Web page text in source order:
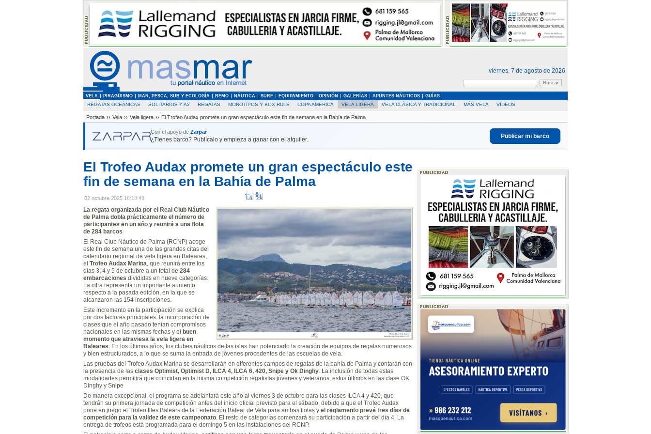
viernes, 7 de agosto de 2026
VELA PIRAGÜISMO MAR, PESCA, SUB Y ECOLOGÍA REMO NÁUTICA SURF EQUIPAMIENTO OPINIÓN GALERÍAS APUNTES NÁUTICOS GUÍAS
REGATAS OCEÁNICAS SOLITARIOS Y A2 REGATAS MONOTIPOS Y BOX RULE COPA AMERICA VELA LIGERA VELA CLÁSICA Y TRADICIONAL MÁS VELA VIDEOS
Portada ›› Vela ›› Vela ligera ›› El Trofeo Audax promete un gran espectáculo este fin de semana en la Bahía de Palma
Con el apoyo de Zarpar
¿Tienes barco? Publícalo y empieza a ganar con el alquiler.
Publicar mi barco
El Trofeo Audax promete un gran espectáculo este
fin de semana en la Bahía de Palma
02 octubre 2025 16:18:48
La regata organizada por el Real Club Náutico
de Palma dobla prácticamente el número de
participantes en un año y reunirá a una flota
de 284 barcos
El Real Club Náutico de Palma (RCNP) acoge
este fin de semana una de las grandes citas del
calendario regional de vela ligera en Baleares,
el Trofeo Audax Marina, que reunirá entre los
días 3, 4 y 5 de octubre a un total de 284
embarcaciones divididas en nueve categorías.
La cifra representa un importante aumento
respecto a la pasada edición, en la que se
alcanzaron las 154 inscripciones.
Este incremento en la participación se explica
por dos factores principales: la incorporación de
clases que el año pasado tenían compromisos
nacionales en las mismas fechas y el
buen
momento que atraviesa la vela ligera en
Baleares. En los últimos años, los clubes náuticos de las islas han potenciado la creación de equipos de regatas numerosos
y bien estructurados, a lo que se suma la entrada de jóvenes procedentes de las escuelas de vela.
Las pruebas del Trofeo Audax Marina se desarrollarán en diferentes campos de regatas de la bahía de Palma y contarán con
la presencia de las clases Optimist, Optimist D, ILCA 4, ILCA 6, 420, Snipe y Ok Dinghy. La inclusión de todas estas
modalidades permitirá que coincidan en la misma competición regatistas jóvenes y veteranos, estos últimos en las clase OK
Dinghy y Snipe
De manera excepcional, el programa se adelantará este año al viernes 3 de octubre para las clases ILCA 4 y 420, que
tendrán su primera jornada de competición antes del inicio oficial previsto para el sábado, debido a que el Trofeo Audax
pone en juego el Trofeo Illes Balears de la Federación Balear de Vela para ambas flotas y el reglamento prevé tres días de
competición para la validez de este campeonato. El resto de categorías comenzará su participación a partir del día 4. La
entrega de trofeos está programada para el domingo 5 en las instalaciones del RCNP.